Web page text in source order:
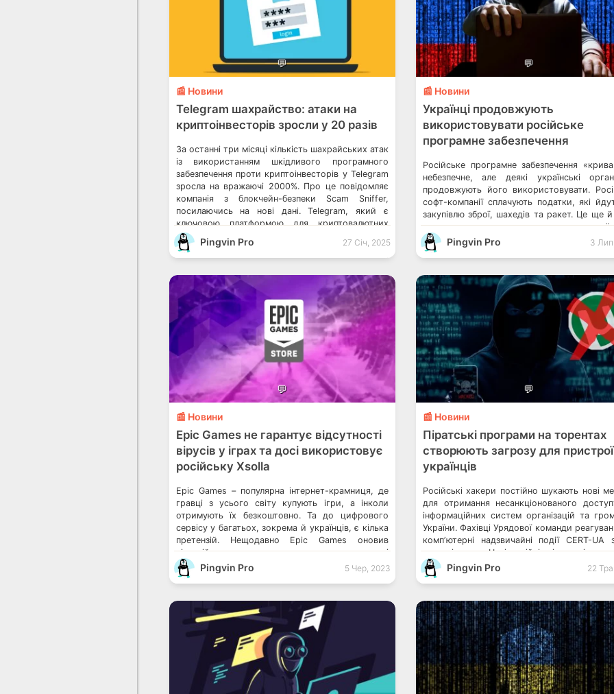
💬
📰 Новини
Telegram шахрайство: атаки на
криптоінвесторів зросли у 20 разів
За останні три місяці кількість шахрайських атак
із використанням шкідливого програмного
забезпечення проти криптоінвесторів у Telegram
зросла на вражаючі 2000%. Про це повідомляє
компанія з блокчейн-безпеки Scam Sniffer,
посилаючись на нові дані. Telegram, який є
ключовою платформою для криптовалютних
спільнот, усе частіше стає ціллю витончених
шахрайських схем. Зловмисники почали
активно використовувати нові методи, які
Pingvin Pro 27 Січ, 2025
💬
📰 Новини
Українці продовжують
використовувати російське
програмне забезпечення
Російське програмне забезпечення
небезпечне, але деякі українські
продовжують його використовувати.
софт-компанії сплачують податки, які
закупівлю зброї, шахедів та ракет. Це ще
реальну загрозу пристроям та
інфраструктурі. А також російське
забезпечення надає доступ до даних
створюють загрозу для пристроїв
Pingvin Pro 3
💬
📰 Новини
Epic Games не гарантує відсутності
вірусів у іграх та досі використовує
російську Xsolla
Epic Games – популярна інтернет-крамниця, де
гравці з усього світу купують ігри, а інколи
отримують їх безкоштовно. Та до цифрового
сервісу у багатьох, зокрема й українців, є кілька
претензій. Нещодавно Epic Games оновив
ліцензійну угоду з користувачем та додав деякі
неприємні пункти. Дешеві російські ігри в Epic
Games створюють загрозу для світу Гравців
Pingvin Pro 5 Чер, 2023
💬
📰 Новини
Піратські програми на торентах
створюють загрозу для
українців
Російські хакери постійно шукають нові
для отримання несанкціонованого
інформаційних систем організацій та
України. Фахівці Урядової команди
компʼютерні надзвичайні події CERT-UA
застерігають. Неліцензійні піратські
призводять до поганих наслідків. Таке ПЗ
поширює навіть через українські
раніше. Як обрати надійний пароль:
Pingvin Pro 22